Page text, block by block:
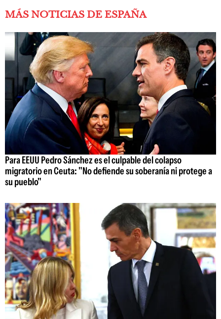
MÁS NOTICIAS DE ESPAÑA
Para EEUU Pedro Sánchez es el culpable del colapso
migratorio en Ceuta: "No defiende su soberanía ni protege a
su pueblo"